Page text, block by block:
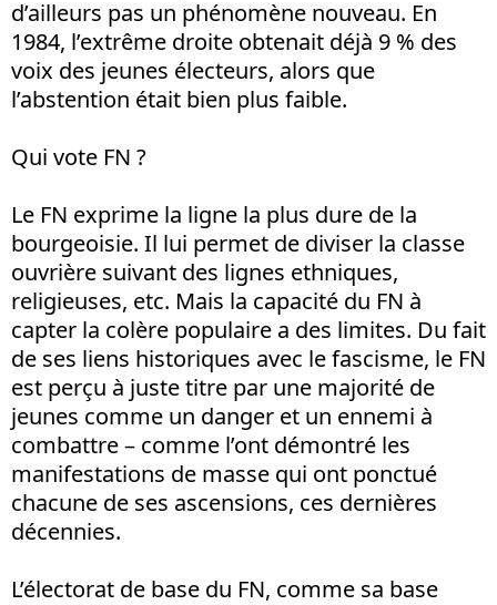
d’ailleurs pas un phénomène nouveau. En
1984, l’extrême droite obtenait déjà 9 % des
voix des jeunes électeurs, alors que
l’abstention était bien plus faible.
Qui vote FN ?
Le FN exprime la ligne la plus dure de la
bourgeoisie. Il lui permet de diviser la classe
ouvrière suivant des lignes ethniques,
religieuses, etc. Mais la capacité du FN à
capter la colère populaire a des limites. Du fait
de ses liens historiques avec le fascisme, le FN
est perçu à juste titre par une majorité de
jeunes comme un danger et un ennemi à
combattre – comme l’ont démontré les
manifestations de masse qui ont ponctué
chacune de ses ascensions, ces dernières
décennies.
L’électorat de base du FN, comme sa base